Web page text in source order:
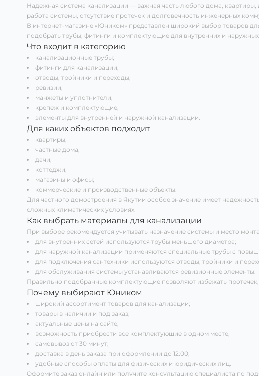
Надежная система канализации — важная часть любого дома, квартиры,
работа системы, отсутствие протечек и долговечность инженерных
В интернет-магазине «Юником» представлен широкий выбор товаров
подобрать трубы, фитинги и комплектующие для внутренних и наружных
Что входит в категорию
канализационные трубы;
фитинги для канализации;
отводы, тройники и переходы;
ревизии;
манжеты и уплотнители;
крепеж и комплектующие;
элементы для внутренней и наружной канализации.
Для каких объектов подходит
квартиры;
частные дома;
дачи;
коттеджи;
магазины и офисы;
коммерческие и производственные объекты.
Для частного домостроения в Якутии особое значение имеет
сложных климатических условиях.
Как выбрать материалы для канализации
При выборе рекомендуется учитывать назначение системы и место
для внутренних сетей используются трубы меньшего диаметра;
для наружной канализации применяются специальные трубы с
для подключения сантехники используются отводы, тройники и
для обслуживания системы устанавливаются ревизионные элементы.
Правильно подобранные комплектующие позволяют избежать
Почему выбирают Юником
широкий ассортимент товаров для канализации;
товары в наличии и под заказ;
актуальные цены на сайте;
возможность приобрести все комплектующие в одном месте;
самовывоз от 30 минут;
доставка в день заказа при оформлении до 12:00;
удобные способы оплаты для физических и юридических лиц.
Оформите заказ онлайн или получите консультацию специалиста по